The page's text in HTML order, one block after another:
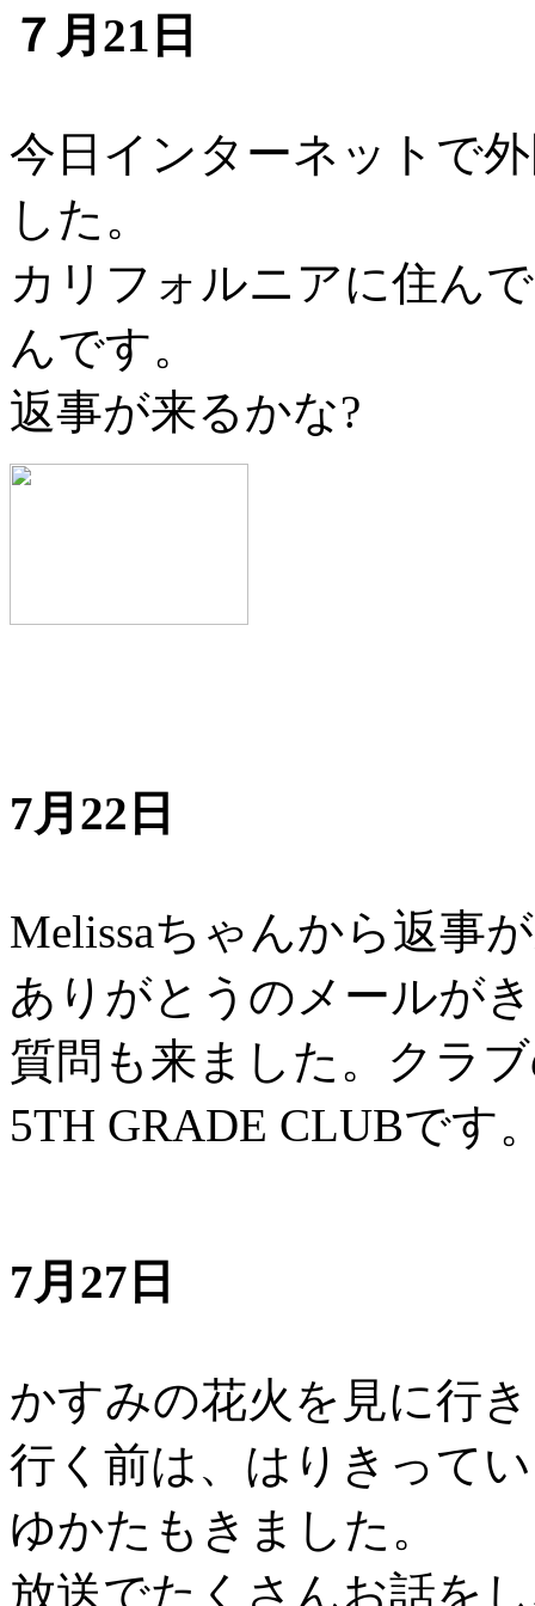
７月21日
今日インターネットで
した。
カリフォルニアに住ん
んです。
返事が来るかな?
7月22日
Melissaちゃんから返事
ありがとうのメールが
質問も来ました。クラ
5TH GRADE CLUBです
7月27日
かすみの花火を見に行
行く前は、はりきって
ゆかたもきました。
放送でたくさんお話を